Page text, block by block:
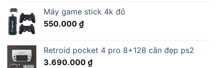
5 sao
Máy game stick 4k đỏ
550.000 ₫
Retroid pocket 4 pro 8+128 cân đẹp ps2
3.690.000 ₫